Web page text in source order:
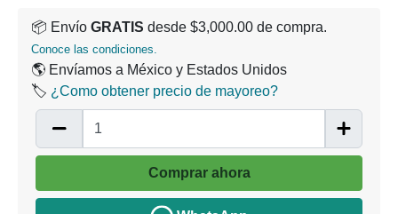
📦 Envío GRATIS desde $3,000.00 de compra.
Conoce las condiciones.
🌎 Envíamos a México y Estados Unidos
🏷️ ¿Como obtener precio de mayoreo?
Comprar ahora